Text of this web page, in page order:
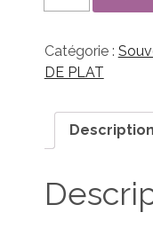
base
de
Catégorie :
DE PLAT
Description